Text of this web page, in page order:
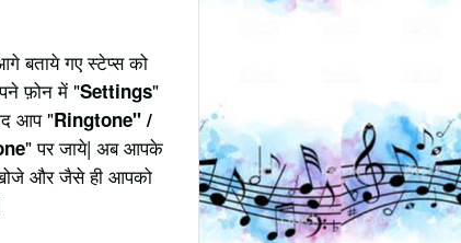
बताये गए स्टेप्स को
फ़ोन में "Settings"
आप "Ringtone" /
" पर जाये| अब आपके
खोजे और जैसे ही आपको